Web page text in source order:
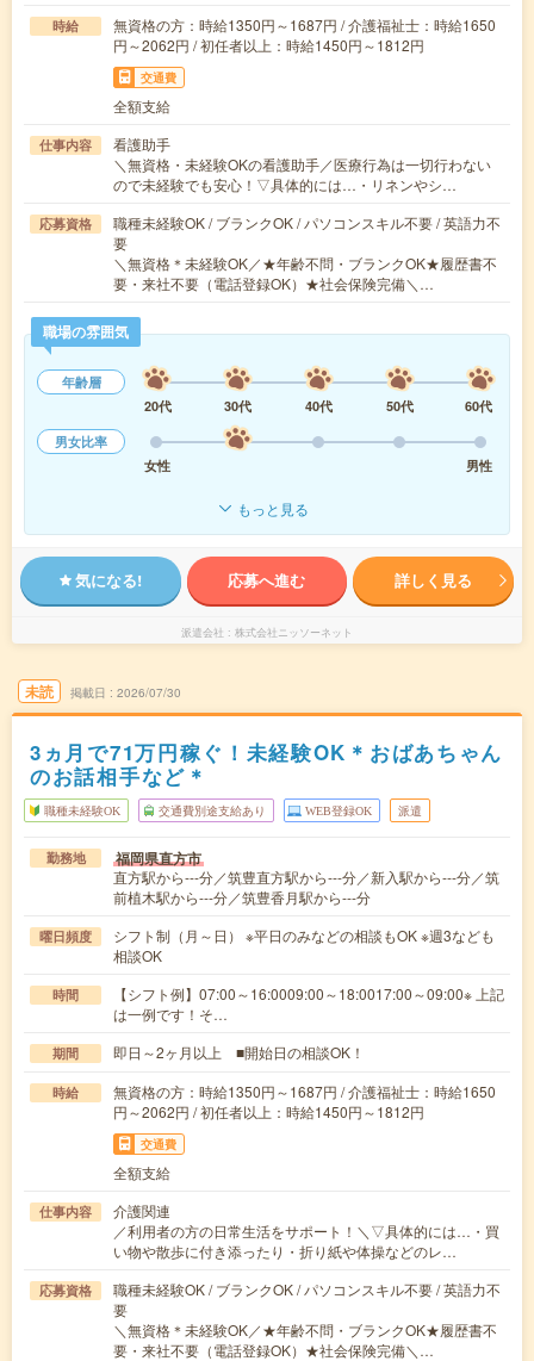
時給
無資格の方：時給1350円～1687円 / 介護福祉士：時給1650
円～2062円 / 初任者以上：時給1450円～1812円
交通費
全額支給
仕事内容
看護助手
＼無資格・未経験OKの看護助手／医療行為は一切行わない
ので未経験でも安心！▽具体的には…・リネンやシ…
応募資格
職種未経験OK / ブランクOK / パソコンスキル不要 / 英語力不
要
＼無資格＊未経験OK／★年齢不問・ブランクOK★履歴書不
要・来社不要（電話登録OK）★社会保険完備＼…
職場の雰囲気
年齢層
20代
30代 40代 50代
60代
男女比率
女性
男性
もっと見る
気になる! 応募へ進む 詳しく見る
派遣会社 株式会社ニッソーネット
未読 掲載日 2026/07/30
3ヵ月で71万円稼ぐ！未経験OK＊おばあちゃん
のお話相手など＊
職種未経験OK 交通費別途支給あり WEB登録OK 派遣
勤務地 福岡県直方市
直方駅から---分／筑豊直方駅から---分／新入駅から---分／筑
前植木駅から---分／筑豊香月駅から---分
曜日頻度
シフト制（月～日） ※平日のみなどの相談もOK ※週3なども
相談OK
時間
【シフト例】07:00～16:0009:00～18:0017:00～09:00※ 上記
は一例です！そ…
期間 即日～2ヶ月以上 ■開始日の相談OK！
時給
無資格の方：時給1350円～1687円 / 介護福祉士：時給1650
円～2062円 / 初任者以上：時給1450円～1812円
交通費
全額支給
仕事内容
介護関連
／利用者の方の日常生活をサポート！＼▽具体的には…・買
い物や散歩に付き添ったり・折り紙や体操などのレ…
応募資格
職種未経験OK / ブランクOK / パソコンスキル不要 / 英語力不
要
＼無資格＊未経験OK／★年齢不問・ブランクOK★履歴書不
要・来社不要（電話登録OK）★社会保険完備＼…